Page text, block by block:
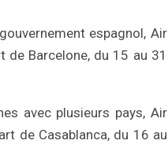
espagnol, Air
Barcelone, du 15 au 31
avec plusieurs pays, Air
de Casablanca, du 16 au